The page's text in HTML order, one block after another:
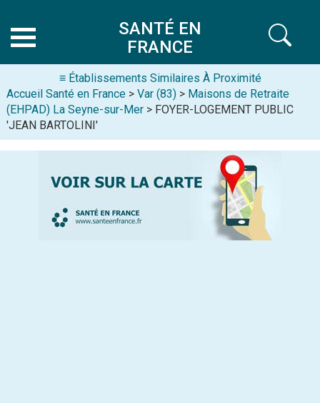
SANTÉ EN
FRANCE
≡ Établissements Similaires À Proximité
Accueil Santé en France > Var (83) > Maisons de Retraite
(EHPAD) La Seyne-sur-Mer > FOYER-LOGEMENT PUBLIC
'JEAN BARTOLINI'